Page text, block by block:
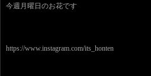
今週月曜日のお花です
https://www.instagram.com/its_honten